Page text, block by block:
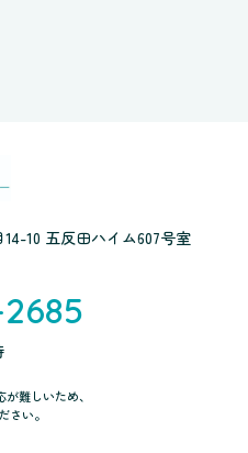
10 五反田ハイム607号室
難しいため、
さい。